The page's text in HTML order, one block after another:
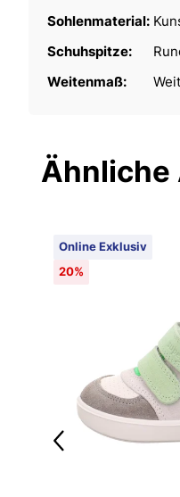
Sohlenmaterial:
Schuhspitze:
Weitenmaß:
Ähnliche
Online Exklusiv
20%